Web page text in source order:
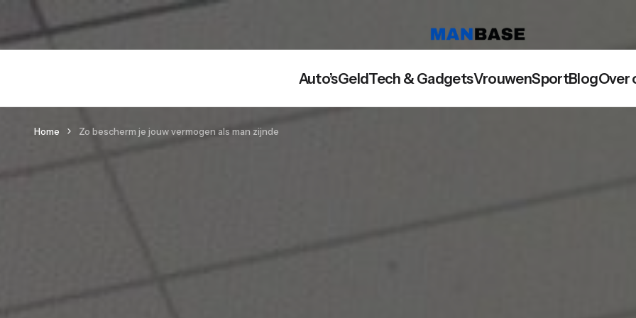
Auto’sGeldTech & GadgetsVrouwenSportBlogOver
Home Zo bescherm je jouw vermogen als man zijnde